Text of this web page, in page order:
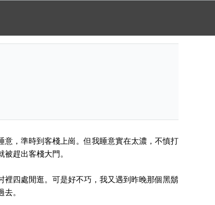
，準時到客棧上崗。但我睡意實在太濃，不慎打
趕出客棧大門。
四處閒逛。可是好不巧，我又遇到昨晚那個黑鬍
。